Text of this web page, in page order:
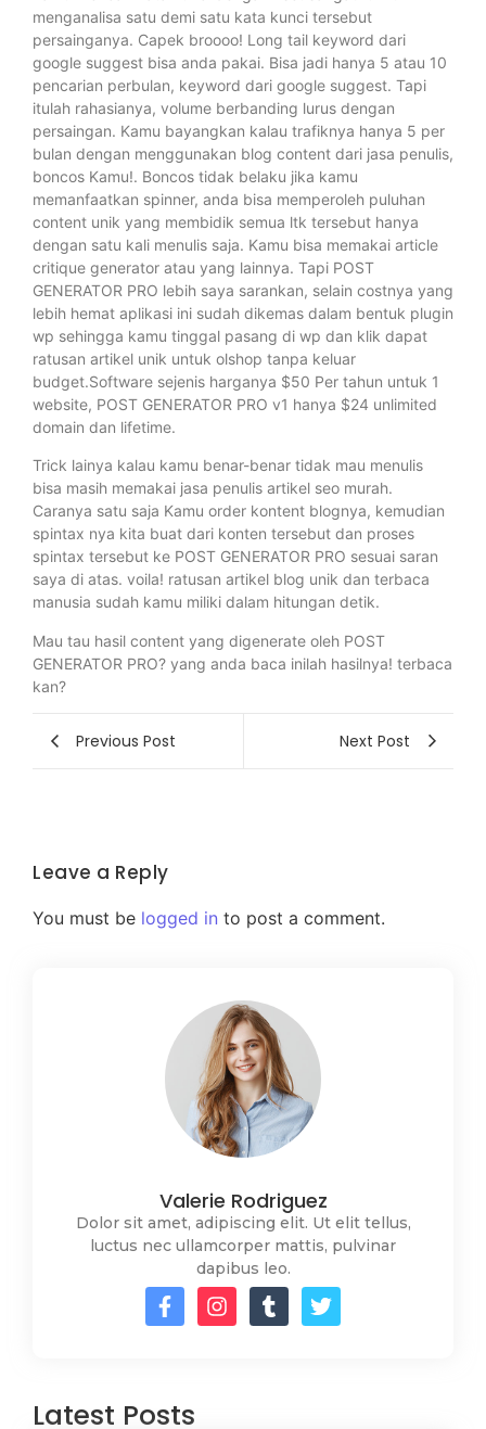
menganalisa satu demi satu kata kunci tersebut
persainganya. Capek broooo! Long tail keyword dari
google suggest bisa anda pakai. Bisa jadi hanya 5 atau 10
pencarian perbulan, keyword dari google suggest. Tapi
itulah rahasianya, volume berbanding lurus dengan
persaingan. Kamu bayangkan kalau trafiknya hanya 5 per
bulan dengan menggunakan blog content dari jasa penulis,
boncos Kamu!. Boncos tidak belaku jika kamu
memanfaatkan spinner, anda bisa memperoleh puluhan
content unik yang membidik semua ltk tersebut hanya
dengan satu kali menulis saja. Kamu bisa memakai article
critique generator atau yang lainnya. Tapi POST
GENERATOR PRO lebih saya sarankan, selain costnya yang
lebih hemat aplikasi ini sudah dikemas dalam bentuk plugin
wp sehingga kamu tinggal pasang di wp dan klik dapat
ratusan artikel unik untuk olshop tanpa keluar
budget.Software sejenis harganya $50 Per tahun untuk 1
website, POST GENERATOR PRO v1 hanya $24 unlimited
domain dan lifetime.
Trick lainya kalau kamu benar-benar tidak mau menulis
bisa masih memakai jasa penulis artikel seo murah.
Caranya satu saja Kamu order kontent blognya, kemudian
spintax nya kita buat dari konten tersebut dan proses
spintax tersebut ke POST GENERATOR PRO sesuai saran
saya di atas. voila! ratusan artikel blog unik dan terbaca
manusia sudah kamu miliki dalam hitungan detik.
Mau tau hasil content yang digenerate oleh POST
GENERATOR PRO? yang anda baca inilah hasilnya! terbaca
kan?
Previous Post Next Post
Leave a Reply
You must be logged in to post a comment.
Valerie Rodriguez
Dolor sit amet, adipiscing elit. Ut elit tellus,
luctus nec ullamcorper mattis, pulvinar
dapibus leo.
Latest Posts